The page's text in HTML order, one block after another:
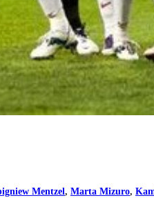
Mentzel, Marta Mizuro,